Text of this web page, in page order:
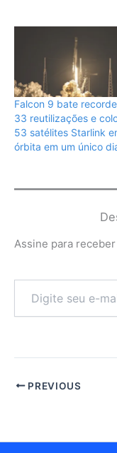
Falcon 9 bate
33 reutilizações e
53 satélites Starlink
órbita em um único
Assine para
e-
PREVIOUS